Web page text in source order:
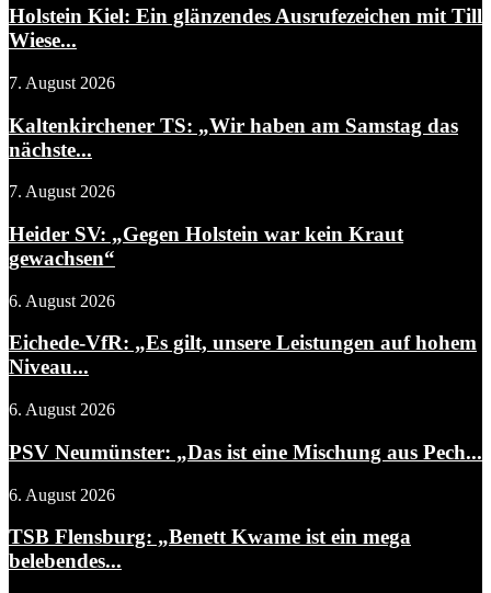
Holstein Kiel: Ein glänzendes Ausrufezeichen mit Till
Wiese...
7. August 2026
Kaltenkirchener TS: „Wir haben am Samstag das
nächste...
7. August 2026
Heider SV: „Gegen Holstein war kein Kraut
gewachsen“
6. August 2026
Eichede-VfR: „Es gilt, unsere Leistungen auf hohem
Niveau...
6. August 2026
PSV Neumünster: „Das ist eine Mischung aus Pech...
6. August 2026
TSB Flensburg: „Benett Kwame ist ein mega
belebendes...